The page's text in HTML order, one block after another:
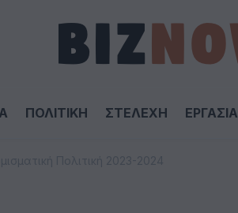
ΠΟΛΙΤΙΚΗ ΣΤΕΛΕΧΗ ΕΡΓΑΣΙΑ